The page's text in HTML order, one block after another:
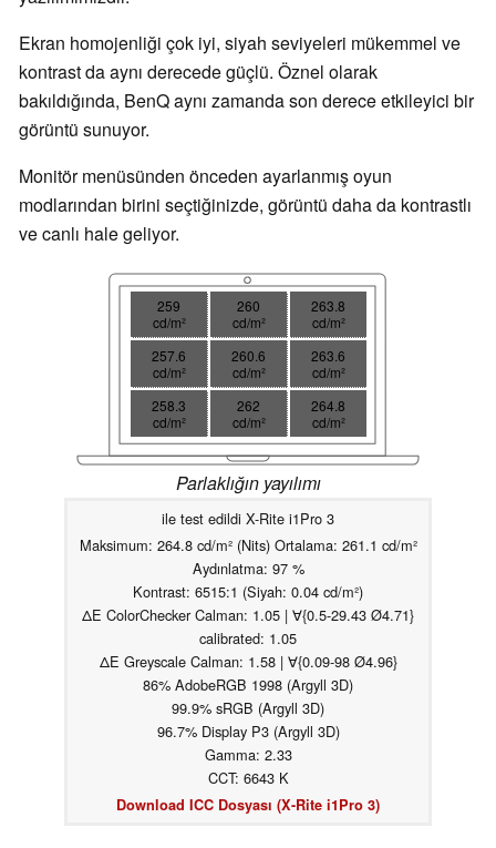
Ekran homojenliği çok iyi, siyah seviyeleri mükemmel ve
kontrast da aynı derecede güçlü. Öznel olarak
bakıldığında, BenQ aynı zamanda son derece etkileyici bir
görüntü sunuyor.
Monitör menüsünden önceden ayarlanmış oyun
modlarından birini seçtiğinizde, görüntü daha da kontrastlı
ve canlı hale geliyor.
259
cd/m²
260
cd/m²
263.8
cd/m²
257.6
cd/m²
260.6
cd/m²
263.6
cd/m²
258.3
cd/m²
262
cd/m²
264.8
cd/m²
Parlaklığın yayılımı
ile test edildi X-Rite i1Pro 3
Maksimum: 264.8 cd/m² (Nits) Ortalama: 261.1 cd/m²
Aydınlatma: 97 %
Kontrast: 6515:1 (Siyah: 0.04 cd/m²)
ΔE ColorChecker Calman: 1.05 | ∀{0.5-29.43 Ø4.71}
calibrated: 1.05
ΔE Greyscale Calman: 1.58 | ∀{0.09-98 Ø4.96}
86% AdobeRGB 1998 (Argyll 3D)
99.9% sRGB (Argyll 3D)
96.7% Display P3 (Argyll 3D)
Gamma: 2.33
CCT: 6643 K
Download ICC Dosyası (X-Rite i1Pro 3)